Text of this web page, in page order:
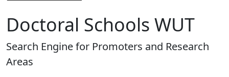
Doctoral Schools WUT
Search Engine for Promoters and Research
Areas